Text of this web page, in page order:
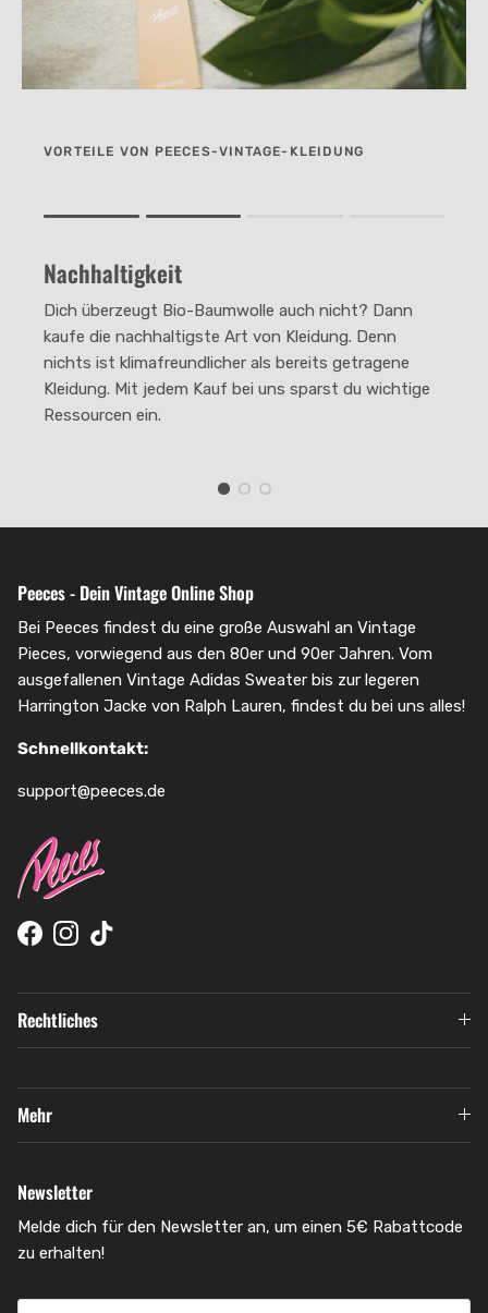
VORTEILE VON PEECES-VINTAGE-KLEIDUNG
The rating of this product for "" is 2.
Nachhaltigkeit
Dich überzeugt Bio-Baumwolle auch nicht? Dann
kaufe die nachhaltigste Art von Kleidung. Denn
nichts ist klimafreundlicher als bereits getragene
Kleidung. Mit jedem Kauf bei uns sparst du wichtige
Ressourcen ein.
Peeces - Dein Vintage Online Shop
Bei Peeces findest du eine große Auswahl an Vintage
Pieces, vorwiegend aus den 80er und 90er Jahren. Vom
ausgefallenen Vintage Adidas Sweater bis zur legeren
Harrington Jacke von Ralph Lauren, findest du bei uns alles!
Schnellkontakt:
support@peeces.de
Facebook
Instagram
TikTok
Rechtliches
Mehr
Newsletter
Melde dich für den Newsletter an, um einen 5€ Rabattcode
zu erhalten!